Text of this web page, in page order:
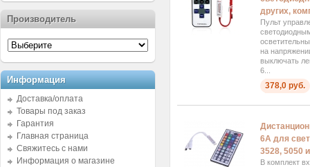
других,
Пульт
на
выключать
6...
378,0 руб.
6А для
3528, 5050
В комплект
Производитель
Информация
Доставка/оплата
Товары под заказ
Гарантия
Главная страница
Свяжитесь с нами
Информация о магазине